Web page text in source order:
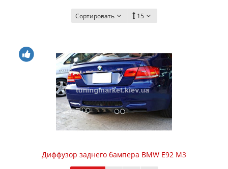
Сортировать 15
Диффузор заднего бампера BMW E92 M3